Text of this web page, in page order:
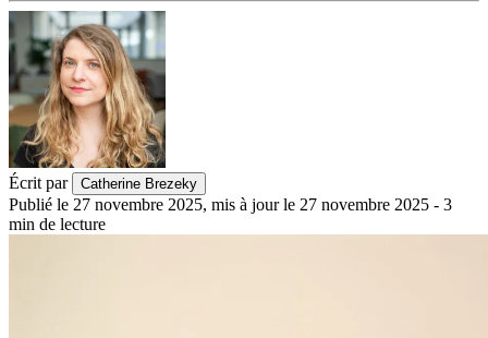
Écrit par Catherine Brezeky
Publié le 27 novembre 2025, mis à jour le 27 novembre 2025 - 3
min de lecture